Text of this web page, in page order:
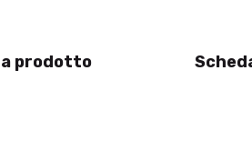
prodotto